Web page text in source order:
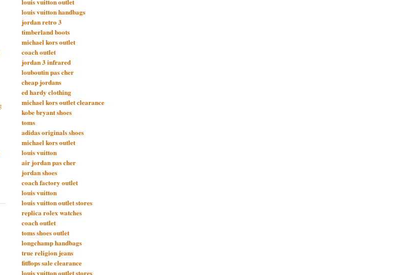
louis vuitton handbags
jordan retro 3
timberland boots
michael kors outlet
coach outlet
jordan 3 infrared
louboutin pas cher
cheap jordans
ed hardy clothing
michael kors outlet clearance
kobe bryant shoes
toms
adidas originals shoes
michael kors outlet
louis vuitton
air jordan pas cher
jordan shoes
coach factory outlet
louis vuitton
louis vuitton outlet stores
replica rolex watches
coach outlet
toms shoes outlet
longchamp handbags
true religion jeans
fitflops sale clearance
louis vuitton outlet stores